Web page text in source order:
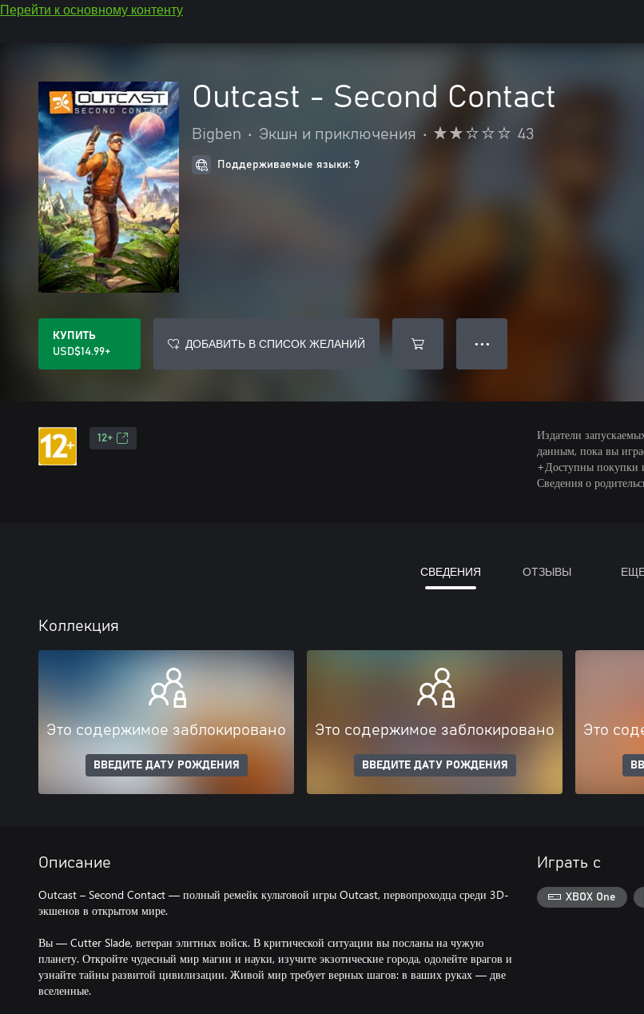
Перейти к основному контенту
Outcast - Second Contact
Bigben • Экшн и приключения • 43
Поддерживаемые языки: 9
КУПИТЬ
USD$14.99+
ДОБАВИТЬ В СПИСОК ЖЕЛАНИЙ ● ● ●
12+
Издатели
данным, пока вы
+Доступны покупки
Сведения о
СВЕДЕНИЯ ОТЗЫВЫ
Коллекция
Это содержимое заблокировано
ВВЕДИТЕ ДАТУ РОЖДЕНИЯ
Это содержимое заблокировано
ВВЕДИТЕ ДАТУ РОЖДЕНИЯ
Это
Описание
Outcast – Second Contact — полный ремейк культовой игры Outcast, первопроходца среди 3D-
экшенов в открытом мире.
Вы — Cutter Slade, ветеран элитных войск. В критической ситуации вы посланы на чужую
планету. Откройте чудесный мир магии и науки, изучите экзотические города, одолейте врагов и
узнайте тайны развитой цивилизации. Живой мир требует верных шагов: в ваших руках — две
вселенные.
Играть с
XBOX One